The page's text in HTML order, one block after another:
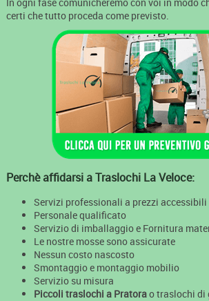
certi che tutto proceda come previsto.
Perchè affidarsi a Traslochi La Veloce:
Servizi professionali a prezzi accessibili
Personale qualificato
Servizio di imballaggio e Fornitura
Le nostre mosse sono assicurate
Nessun costo nascosto
Smontaggio e montaggio mobilio
Servizio su misura
Piccoli traslochi a Pratorao traslochi di